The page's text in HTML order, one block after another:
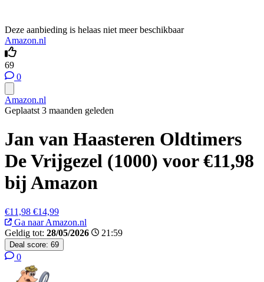
Deze aanbieding is helaas niet meer beschikbaar
Amazon.nl
69
0
Amazon.nl
Geplaatst 3 maanden geleden
Jan van Haasteren Oldtimers
De Vrijgezel (1000) voor €11,98
bij Amazon
€11,98 €14,99
Ga naar Amazon.nl
Geldig tot: 28/05/2026 21:59
Deal score: 69
0